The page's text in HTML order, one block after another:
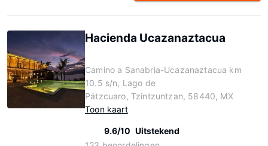
Hacienda Ucazanaztacua
Camino a Sanabria-Ucazanaztacua km
10.5 s/n, Lago de
Pátzcuaro, Tzintzuntzan, 58440, MX
Toon kaart
9.6/10 Uitstekend